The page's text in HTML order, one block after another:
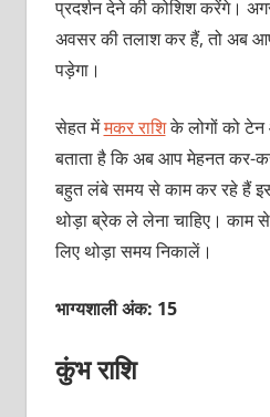
प्रदर्शन देने की कोशिश करेंगे।
अवसर की तलाश कर हैं, तो अब
पड़ेगा।
सेहत मेंमकर राशिके लोगों को टेन
बताता है कि अब आप मेहनत
बहुत लंबे समय से काम कर रहे हैं
थोड़ा ब्रेक ले लेना चाहिए।
लिए थोड़ा समय निकालें।
भाग्यशाली अंक: 15
कुंभ राशि